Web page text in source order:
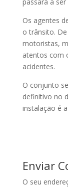
Os agentes
o trânsito.
motoristas,
atentos com
acidentes.
O conjunto
definitivo no
instalação é
Enviar
O seu